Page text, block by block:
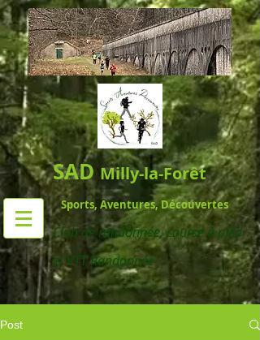
SAD Milly-la-Forêt
Sports, Aventures, Découvertes
Club de randonnée,course à pied
et VTT Randonnée
Post